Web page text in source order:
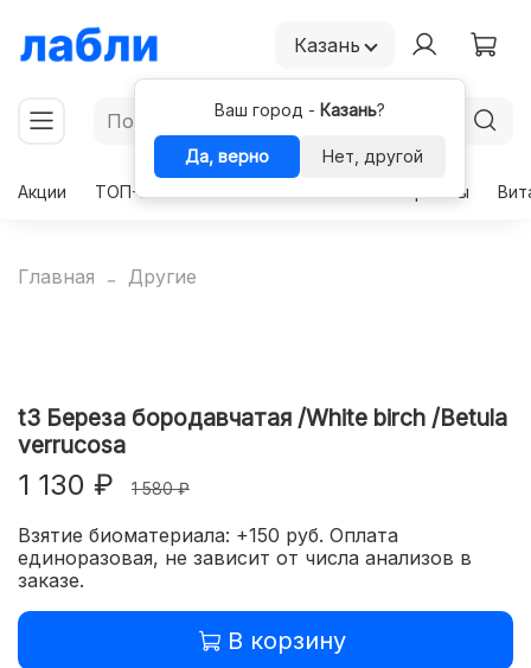
Казань
Ваш город - Казань?
Да, верно
Нет, другой
Акции
ТОП-50 Гормоны
Главная Другие
t3 Береза бородавчатая /White birch /Betula
verrucosa
1 130 ₽ 1 580 ₽
Взятие биоматериала: +150 руб. Оплата
единоразовая, не зависит от числа анализов в
заказе.
В корзину